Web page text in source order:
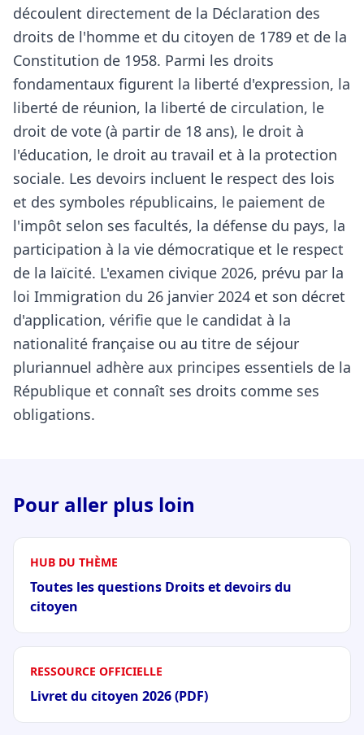
découlent directement de la Déclaration des
droits de l'homme et du citoyen de 1789 et de la
Constitution de 1958. Parmi les droits
fondamentaux figurent la liberté d'expression, la
liberté de réunion, la liberté de circulation, le
droit de vote (à partir de 18 ans), le droit à
l'éducation, le droit au travail et à la protection
sociale. Les devoirs incluent le respect des lois
et des symboles républicains, le paiement de
l'impôt selon ses facultés, la défense du pays, la
participation à la vie démocratique et le respect
de la laïcité. L'examen civique 2026, prévu par la
loi Immigration du 26 janvier 2024 et son décret
d'application, vérifie que le candidat à la
nationalité française ou au titre de séjour
pluriannuel adhère aux principes essentiels de la
République et connaît ses droits comme ses
obligations.
Pour aller plus loin
HUB DU THÈME
Toutes les questions Droits et devoirs du
citoyen
RESSOURCE OFFICIELLE
Livret du citoyen 2026 (PDF)